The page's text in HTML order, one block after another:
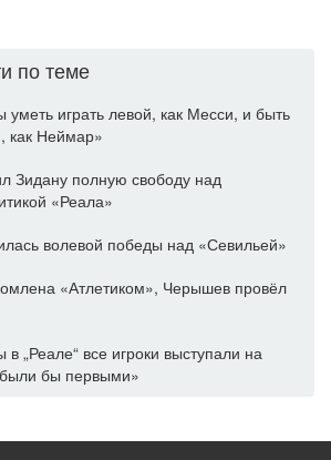
по теме
играть левой, как Месси, и быть
как Неймар»
Зидану полную свободу над
«Реала»
волевой победы над «Севильей»
«Атлетиком», Черышев провёл
„Реале“ все игроки выступали на
бы первыми»